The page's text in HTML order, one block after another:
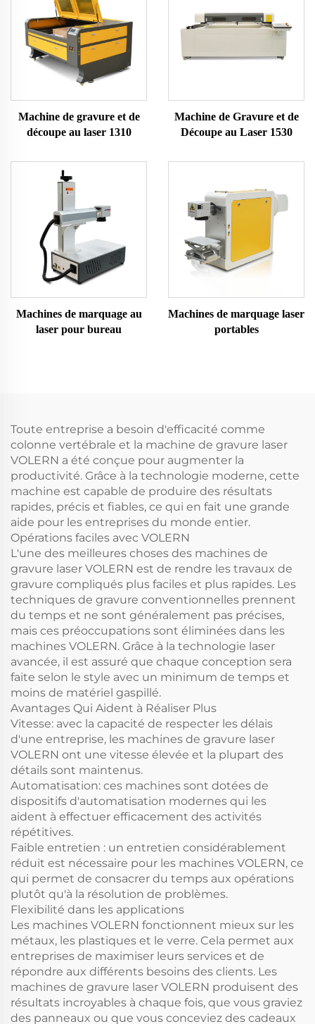
Machine de gravure et de
découpe au laser 1310
Machine de Gravure et de
Découpe au Laser 1530
Machines de marquage au
laser pour bureau
Machines de marquage laser
portables
Toute entreprise a besoin d'efficacité comme
colonne vertébrale et la machine de gravure laser
VOLERN a été conçue pour augmenter la
productivité. Grâce à la technologie moderne, cette
machine est capable de produire des résultats
rapides, précis et fiables, ce qui en fait une grande
aide pour les entreprises du monde entier.
Opérations faciles avec VOLERN
L'une des meilleures choses des machines de
gravure laser VOLERN est de rendre les travaux de
gravure compliqués plus faciles et plus rapides. Les
techniques de gravure conventionnelles prennent
du temps et ne sont généralement pas précises,
mais ces préoccupations sont éliminées dans les
machines VOLERN. Grâce à la technologie laser
avancée, il est assuré que chaque conception sera
faite selon le style avec un minimum de temps et
moins de matériel gaspillé.
Avantages Qui Aident à Réaliser Plus
Vitesse: avec la capacité de respecter les délais
d'une entreprise, les machines de gravure laser
VOLERN ont une vitesse élevée et la plupart des
détails sont maintenus.
Automatisation: ces machines sont dotées de
dispositifs d'automatisation modernes qui les
aident à effectuer efficacement des activités
répétitives.
Faible entretien : un entretien considérablement
réduit est nécessaire pour les machines VOLERN, ce
qui permet de consacrer du temps aux opérations
plutôt qu'à la résolution de problèmes.
Flexibilité dans les applications
Les machines VOLERN fonctionnent mieux sur les
métaux, les plastiques et le verre. Cela permet aux
entreprises de maximiser leurs services et de
répondre aux différents besoins des clients. Les
machines de gravure laser VOLERN produisent des
résultats incroyables à chaque fois, que vous graviez
des panneaux ou que vous conceviez des cadeaux